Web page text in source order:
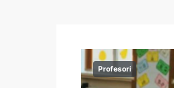
Profesori